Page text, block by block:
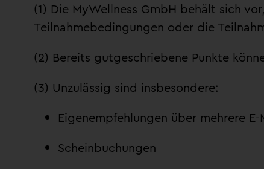
(1) Die MyWellness GmbH behält sich
Teilnahmebedingungen oder die
(2) Bereits gutgeschriebene Punkte
(3) Unzulässig sind insbesondere:
Eigenempfehlungen über mehrere E-
Scheinbuchungen